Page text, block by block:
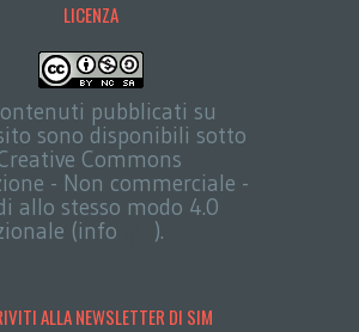
LICENZA
pubblicati su
sono disponibili sotto
Commons
- Non commerciale -
allo stesso modo 4.0
(info
).
ALLA NEWSLETTER DI SIM